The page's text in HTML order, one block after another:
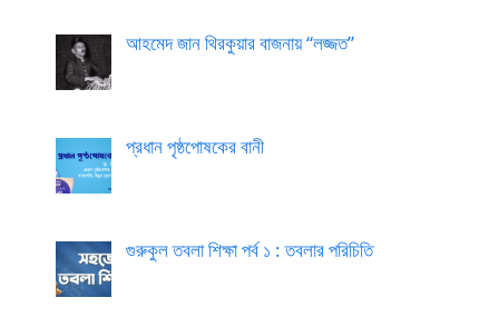
আহমেদ জান থিরকুয়ার বাজনায় “লজ্জত”
প্রধান পৃষ্ঠপোষকের বানী
গুরুকুল তবলা শিক্ষা পর্ব ১ : তবলার পরিচিতি